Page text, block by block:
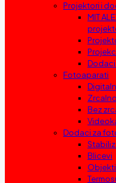
Projektori i
MIT
Fotoaparati
Bez
Dodaci za
Blicevi